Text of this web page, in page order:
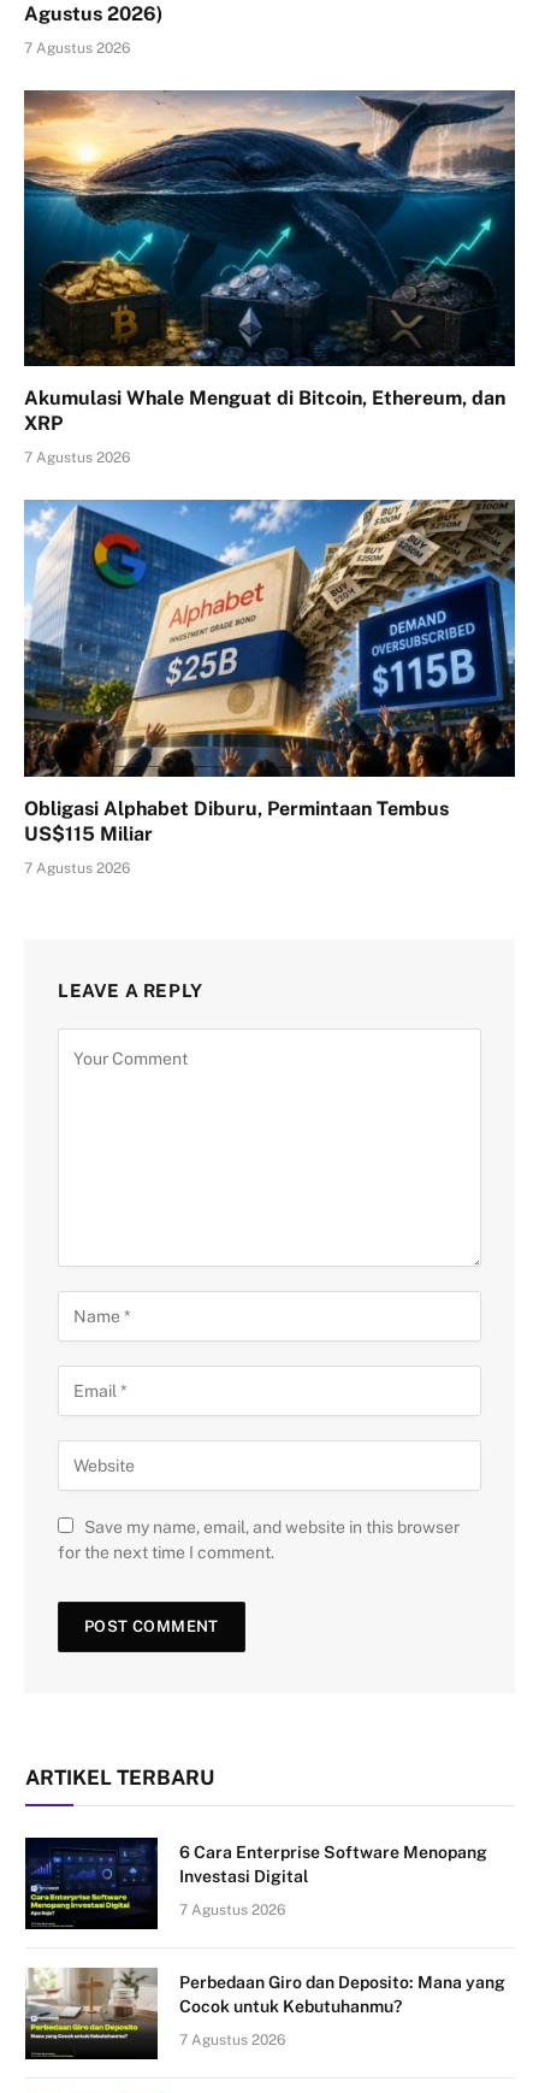
Agustus 2026)
7 Agustus 2026
Akumulasi Whale Menguat di Bitcoin, Ethereum, dan
XRP
7 Agustus 2026
Obligasi Alphabet Diburu, Permintaan Tembus
US$115 Miliar
7 Agustus 2026
LEAVE A REPLY
Save my name, email, and website in this browser
for the next time I comment.
ARTIKEL TERBARU
6 Cara Enterprise Software Menopang
Investasi Digital
7 Agustus 2026
Perbedaan Giro dan Deposito: Mana yang
Cocok untuk Kebutuhanmu?
7 Agustus 2026